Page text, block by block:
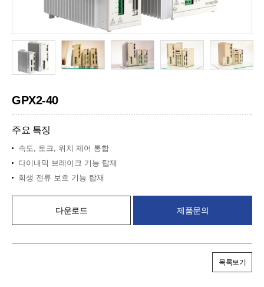
GPX2-40
주요 특징
속도, 토크, 위치 제어 통합
다이내믹 브레이크 기능 탑재
회생 전류 보호 기능 탑재
다운로드 제품문의
목록보기